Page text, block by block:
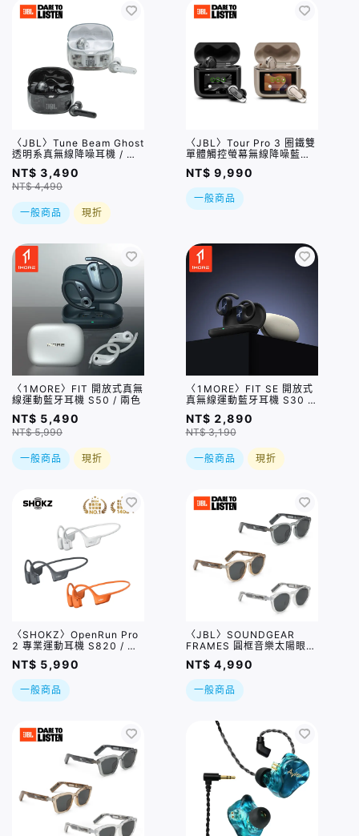
〈JBL〉Tune Beam Ghost
透明系真無線降噪耳機 / 兩
NT$ 3,490
NT$ 4,490
一般商品 現折
〈JBL〉Tour Pro 3 圈鐵雙
單體觸控螢幕無線降噪藍牙
耳機 / 兩色
NT$ 9,990
一般商品
〈1MORE〉FIT 開放式真無
線運動藍牙耳機 S50 / 兩色
NT$ 5,490
NT$ 5,990
一般商品 現折
〈1MORE〉FIT SE 開放式
真無線運動藍牙耳機 S30 /
兩色
NT$ 2,890
NT$ 3,190
一般商品 現折
〈SHOKZ〉OpenRun Pro
2 專業運動耳機 S820 / 三
NT$ 5,990
一般商品
〈JBL〉SOUNDGEAR
FRAMES 圓框音樂太陽眼鏡
/ 三色
NT$ 4,990
一般商品